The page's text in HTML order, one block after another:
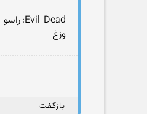
Evil_Dead: راسو
وزغ
بازگفت